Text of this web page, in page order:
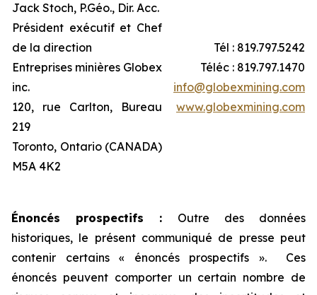
Jack Stoch, P.Géo., Dir. Acc.
Président exécutif et Chef
de la direction
Entreprises minières Globex
inc.
120, rue Carlton, Bureau
219
Toronto, Ontario (CANADA)
M5A 4K2
Tél : 819.797.5242
Téléc : 819.797.1470
info@globexmining.com
www.globexmining.com
Énoncés prospectifs : Outre des données
historiques, le présent communiqué de presse peut
contenir certains « énoncés prospectifs ». Ces
énoncés peuvent comporter un certain nombre de